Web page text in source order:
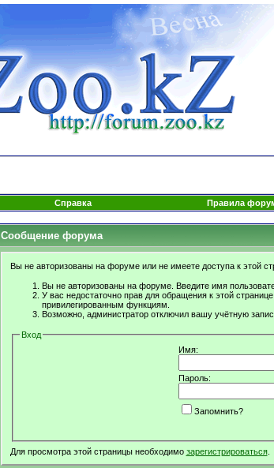
Справка Правила
Сообщение форума
Вы не авторизованы на форуме или не имеете доступа к этой
Вы не авторизованы на форуме. Введите имя
У вас недостаточно прав для обращения к этой
привилегированным функциям.
Возможно, администратор отключил вашу учётную
Вход
Имя:
Пароль:
Запомнить?
Для просмотра этой страницы необходимо зарегистрироваться.